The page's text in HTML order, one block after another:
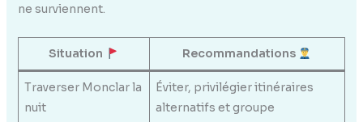
ne surviennent.
Situation Recommandations
Traverser Monclar la
nuit
Éviter, privilégier itinéraires
alternatifs et groupe